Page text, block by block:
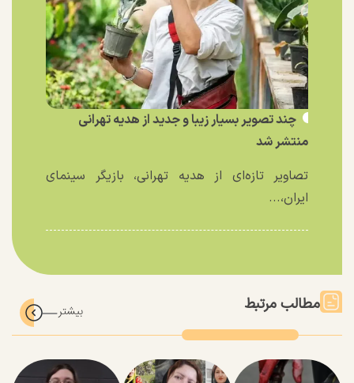
چند تصویر بسیار زیبا و جدید از هدیه تهرانی
منتشر شد
تصاویر تازه‌ای از هدیه تهرانی، بازیگر سینمای
ایران،...
مطالب مرتبط